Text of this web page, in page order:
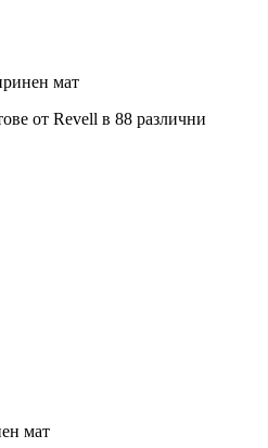
мат
от Revell в 88 различни
мат